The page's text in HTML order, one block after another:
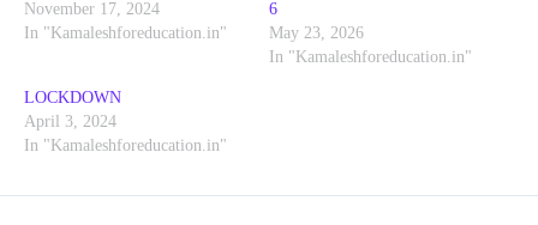
November 17, 2024
In "Kamaleshforeducation.in"
6
May 23, 2026
In "Kamaleshforeducation.in"
LOCKDOWN
April 3, 2024
In "Kamaleshforeducation.in"